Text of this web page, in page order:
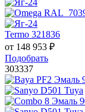
Termo 321836
от 148 953 ₽
Подобрать
303337